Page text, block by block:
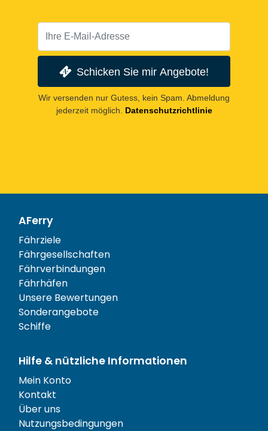
Schicken Sie mir Angebote!
Wir versenden nur Gutess, kein Spam. Abmeldung
jederzeit möglich.
Datenschutzrichtlinie
AFerry
Fährziele
Fährgesellschaften
Fährverbindungen
Fährhäfen
Unsere Bewertungen
Sonderangebote
Schiffe
Hilfe & nützliche Informationen
Mein Konto
Kontakt
Über uns
Nutzungsbedingungen